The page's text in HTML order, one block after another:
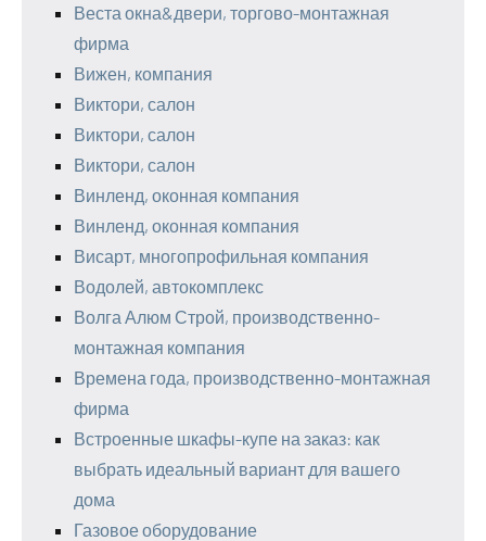
Веста окна&двери, торгово-монтажная
фирма
Вижен, компания
Виктори, салон
Виктори, салон
Виктори, салон
Винленд, оконная компания
Винленд, оконная компания
Висарт, многопрофильная компания
Водолей, автокомплекс
Волга Алюм Строй, производственно-
монтажная компания
Времена года, производственно-монтажная
фирма
Встроенные шкафы-купе на заказ: как
выбрать идеальный вариант для вашего
дома
Газовое оборудование